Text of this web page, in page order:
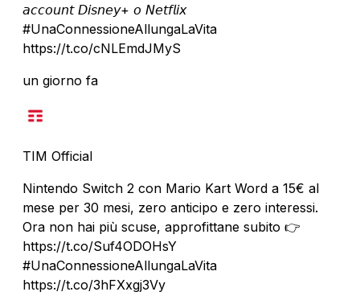
𝘢𝘤𝘤𝘰𝘶𝘯𝘵 𝘋𝘪𝘴𝘯𝘦𝘺+ 𝘰 𝘕𝘦𝘵𝘧𝘭𝘪𝘹
#UnaConnessioneAllungaLaVita
https://t.co/cNLEmdJMyS
un giorno fa
TIM Official
Nintendo Switch 2 con Mario Kart Word a 15€ al
mese per 30 mesi, zero anticipo e zero interessi.
Ora non hai più scuse, approfittane subito 👉
https://t.co/Suf4ODOHsY
#UnaConnessioneAllungaLaVita
https://t.co/3hFXxgj3Vy